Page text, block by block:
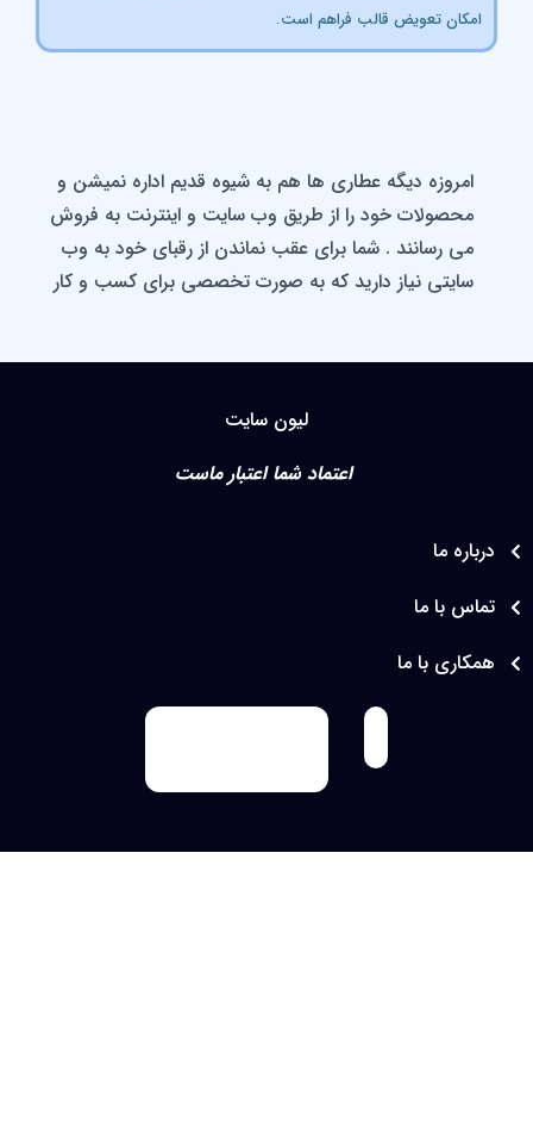
تعویض قالب فراهم است.
امروزه دیگه عطاری ها هم به شیوه قدیم اداره نمیشن و
محصولات خود را از طریق وب سایت و اینترنت به فروش
می رسانند . شما برای عقب نماندن از رقبای خود به وب
سایتی نیاز دارید که به صورت تخصصی برای کسب و کار
دارید و همچنین اگر شما مشاور یا پزشک و متخصص
دارویی آسترا استفاده کنید و کسب و کار خود را معرفی
مناسب وب سایت های فروش ادویه ، گیاهان دارویی ،
های عرصه گیاهان دارویی و…. می باشد.
قالب فروشگاه عطاری و گیاهان داویی آسترا کاملا سازگار
با انواع نمایشگرها ( موبایل ، تبلت و لپ تاپ) می باشد .
محتوای مناسب بهترین نتایج در جستجوی گوگل را
لیون سایت
اعتماد شما اعتبار ماست
ما
با ما
با ما